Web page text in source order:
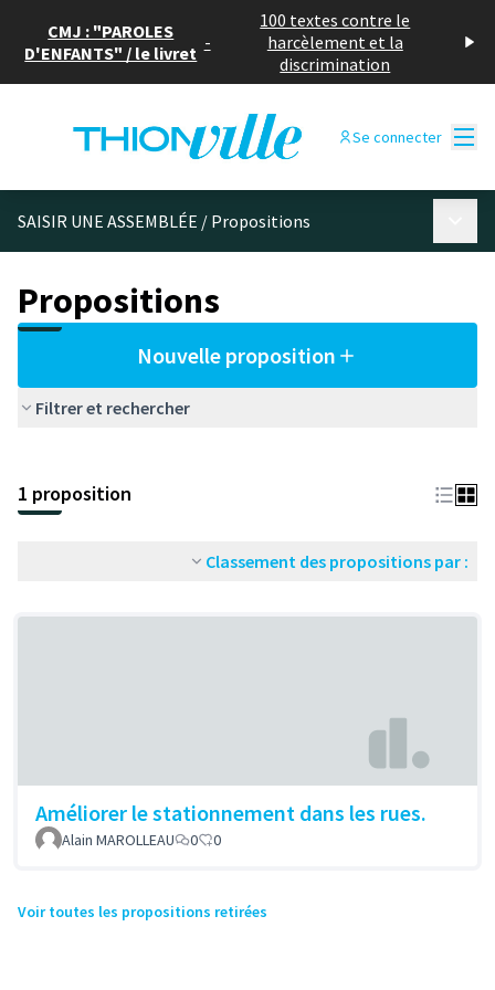
CMJ : "PAROLES
D'ENFANTS" / le livret -
100 textes contre le
harcèlement et la
discrimination
Se connecter
SAISIR UNE ASSEMBLÉE / Propositions
Propositions
Nouvelle proposition
Filtrer et rechercher
1 proposition
Classement des propositions par :
Améliorer le stationnement dans les rues.
Alain MAROLLEAU 0 0
Voir toutes les propositions retirées